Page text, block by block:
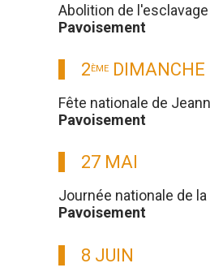
Abolition de l'esclavage
Pavoisement
2ÈME DIMANCHE
Fête nationale de
Pavoisement
27 MAI
Journée nationale de
Pavoisement
8 JUIN